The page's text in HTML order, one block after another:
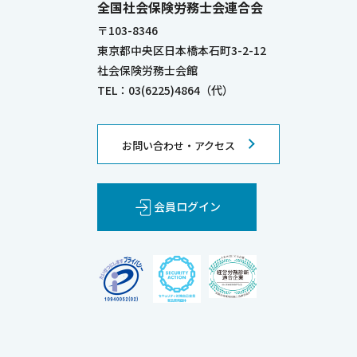
全国社会保険労務士会連合会
〒103-8346
東京都中央区日本橋本石町3-2-12
社会保険労務士会館
TEL：03(6225)4864（代）
お問い合わせ・アクセス
会員ログイン